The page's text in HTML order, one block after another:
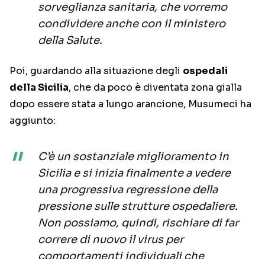
sorveglianza sanitaria, che vorremo
condividere anche con il ministero
della Salute.
Poi, guardando alla situazione degli ospedali
della Sicilia, che da poco è diventata zona gialla
dopo essere stata a lungo arancione, Musumeci ha
aggiunto:
C’è un sostanziale miglioramento in
Sicilia e si inizia finalmente a vedere
una progressiva regressione della
pressione sulle strutture ospedaliere.
Non possiamo, quindi, rischiare di far
correre di nuovo il virus per
comportamenti individuali che